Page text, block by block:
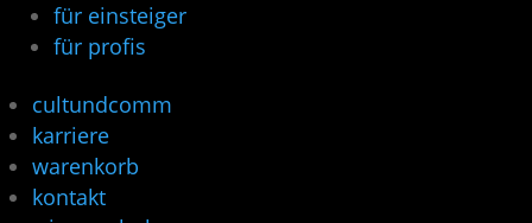
für einsteiger
für profis
cultundcomm
karriere
warenkorb
kontakt